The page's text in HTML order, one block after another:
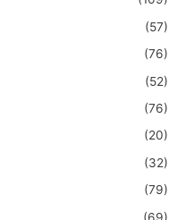
(57)
(76)
(52)
(76)
(20)
(32)
(79)
(69)